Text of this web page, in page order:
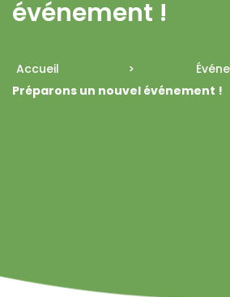
événement !
Accueil >
Préparons un nouvel événement !